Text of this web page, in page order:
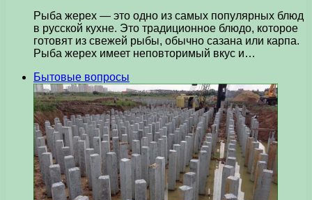
Рыба жерех — это одно из самых популярных блюд
в русской кухне. Это традиционное блюдо, которое
готовят из свежей рыбы, обычно сазана или карпа.
Рыба жерех имеет неповторимый вкус и…
Бытовые вопросы